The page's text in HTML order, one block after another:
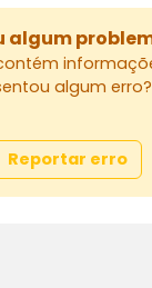
algum
algum
Reportar erro